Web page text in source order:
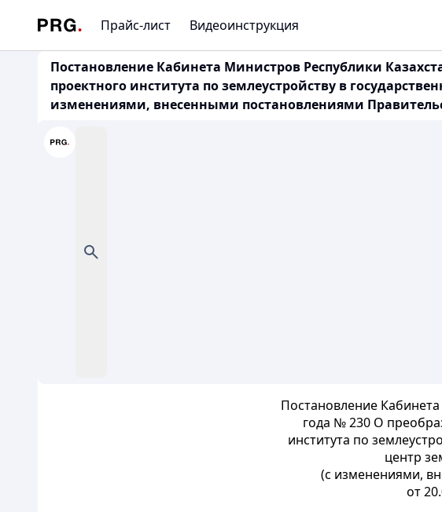
Прайс-лист Видеоинструкция
Постановление Кабинета Министров Республики
проектного института по землеустройству в
изменениями, внесенными постановлениями
Постановление
года № 230 О
института по
центр
(с изменениями,
от